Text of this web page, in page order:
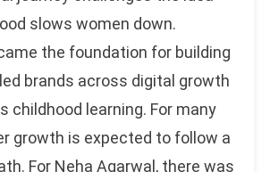
slows women down.
the foundation for building
brands across digital growth
childhood learning. For many
growth is expected to follow a
For Neha Agarwal, there was